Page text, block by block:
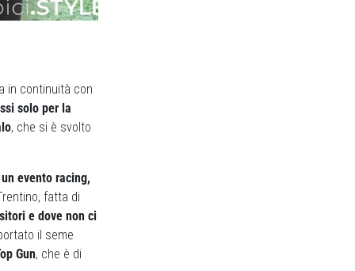
in continuità con
solo per la
, che si è svolto
evento racing,
fatta di
e dove non ci
il seme
Gun, che è di